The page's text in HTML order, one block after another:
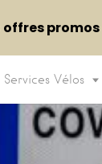
Services Vélos
offres promos